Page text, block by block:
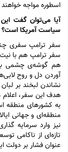
اسطوره مواجه
آیا می‌توان گفت
سیاست آمریکا است؟
سفر ترامپ سفری
سفر ترامپ هم با
هم گوشه‌ی چشمی
آوردن دل و روح
نشاندن لبخند بر
هدف این سفر، اعلام
به کشور‌های منطقه
منطقه‌ای و جهانی
نیز وارد سرمایه
تازه‌ای از ناکامی
عنوان فشار بر دولت